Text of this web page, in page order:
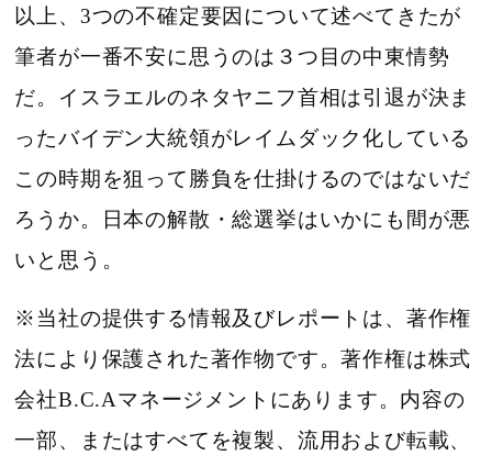
以上、3つの不確定要因について述べてきたが
筆者が一番不安に思うのは３つ目の中東情勢
だ。イスラエルのネタヤニフ首相は引退が決ま
ったバイデン大統領がレイムダック化している
この時期を狙って勝負を仕掛けるのではないだ
ろうか。日本の解散・総選挙はいかにも間が悪
いと思う。
※当社の提供する情報及びレポートは、著作権
法により保護された著作物です。著作権は株式
会社B.C.Aマネージメントにあります。内容の
一部、またはすべてを複製、流用および転載、